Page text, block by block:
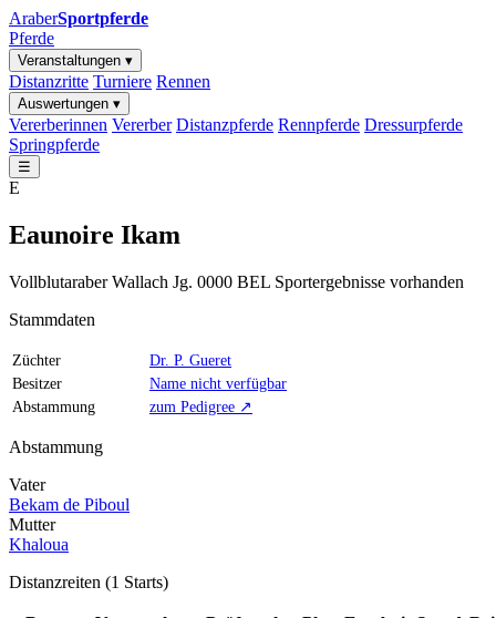
AraberSportpferde
Pferde
Veranstaltungen ▾
Distanzritte Turniere Rennen
Auswertungen ▾
Vererberinnen Vererber Distanzpferde Rennpferde Dressurpferde
Springpferde
☰
E
Eaunoire Ikam
Vollblutaraber Wallach Jg. 0000 BEL Sportergebnisse vorhanden
Stammdaten
Züchter
Dr. P. Gueret
Besitzer
Name nicht verfügbar
Abstammung
zum Pedigree ↗
Abstammung
Vater
Bekam de Piboul
Mutter
Khaloua
Distanzreiten (1 Starts)